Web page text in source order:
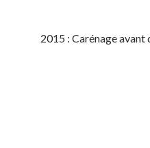
2015 : Carénage avant